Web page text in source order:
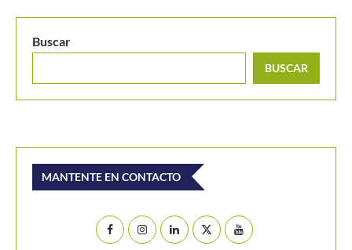
Buscar
BUSCAR
MANTENTE EN CONTACTO